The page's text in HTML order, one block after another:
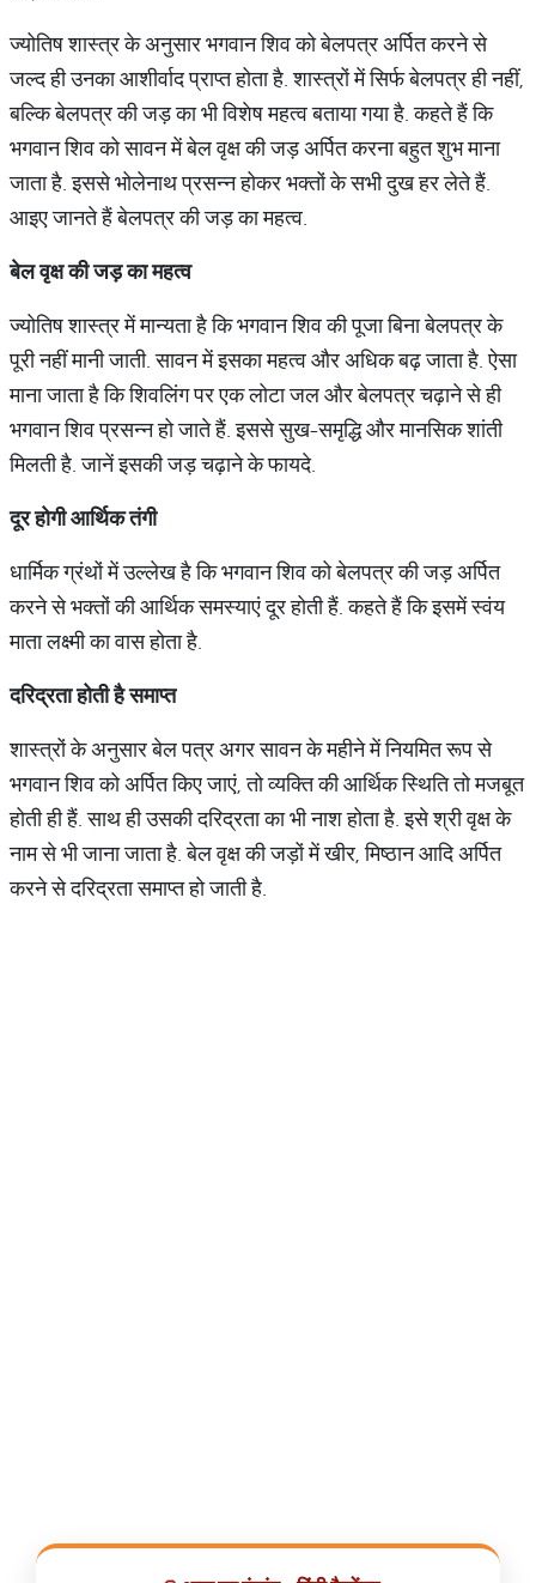
ज्योतिष शास्त्र के अनुसार भगवान शिव को बेलपत्र अर्पित करने से
जल्द ही उनका आशीर्वाद प्राप्त होता है. शास्त्रों में सिर्फ बेलपत्र ही नहीं,
बल्कि बेलपत्र की जड़ का भी विशेष महत्व बताया गया है. कहते हैं कि
भगवान शिव को सावन में बेल वृक्ष की जड़ अर्पित करना बहुत शुभ माना
जाता है. इससे भोलेनाथ प्रसन्न होकर भक्तों के सभी दुख हर लेते हैं.
आइए जानते हैं बेलपत्र की जड़ का महत्व.
बेल वृक्ष की जड़ का महत्व
ज्योतिष शास्त्र में मान्यता है कि भगवान शिव की पूजा बिना बेलपत्र के
पूरी नहीं मानी जाती. सावन में इसका महत्व और अधिक बढ़ जाता है. ऐसा
माना जाता है कि शिवलिंग पर एक लोटा जल और बेलपत्र चढ़ाने से ही
भगवान शिव प्रसन्न हो जाते हैं. इससे सुख-समृद्धि और मानसिक शांती
मिलती है. जानें इसकी जड़ चढ़ाने के फायदे.
दूर होगी आर्थिक तंगी
धार्मिक ग्रंथों में उल्लेख है कि भगवान शिव को बेलपत्र की जड़ अर्पित
करने से भक्तों की आर्थिक समस्याएं दूर होती हैं. कहते हैं कि इसमें स्वंय
माता लक्ष्मी का वास होता है.
दरिद्रता होती है समाप्त
शास्त्रों के अनुसार बेल पत्र अगर सावन के महीने में नियमित रूप से
भगवान शिव को अर्पित किए जाएं, तो व्यक्ति की आर्थिक स्थिति तो मजबूत
होती ही हैं. साथ ही उसकी दरिद्रता का भी नाश होता है. इसे श्री वृक्ष के
नाम से भी जाना जाता है. बेल वृक्ष की जड़ों में खीर, मिष्ठान आदि अर्पित
करने से दरिद्रता समाप्त हो जाती है.